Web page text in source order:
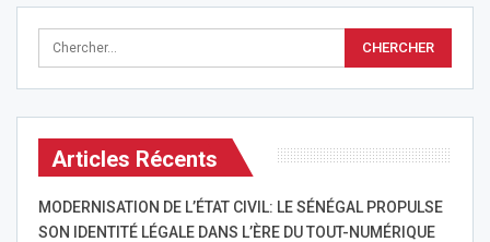
Articles Récents
MODERNISATION DE L’ÉTAT CIVIL: LE SÉNÉGAL PROPULSE
SON IDENTITÉ LÉGALE DANS L’ÈRE DU TOUT-NUMÉRIQUE